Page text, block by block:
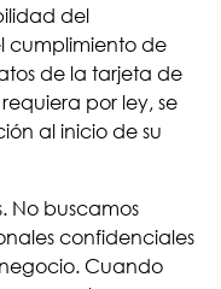
del
cumplimiento de
de la tarjeta de
por ley, se
al inicio de su
No buscamos
confidenciales
Cuando